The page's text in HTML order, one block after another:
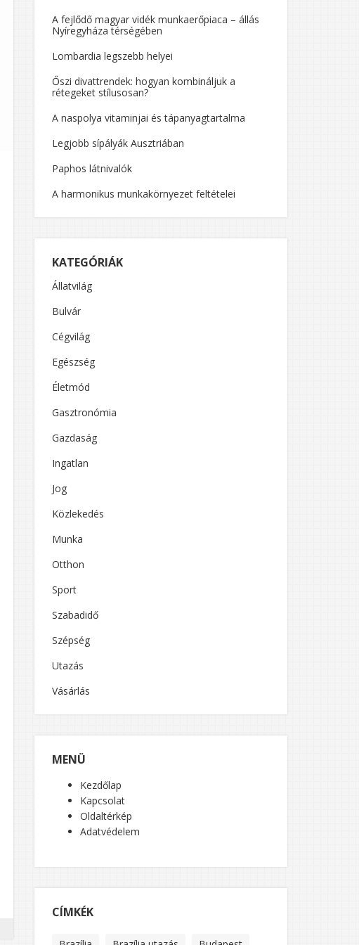
A fejlődő magyar vidék munkaerőpiaca – állás
Nyíregyháza térségében
Lombardia legszebb helyei
Őszi divattrendek: hogyan kombináljuk a
rétegeket stílusosan?
A naspolya vitaminjai és tápanyagtartalma
Legjobb sípályák Ausztriában
Paphos látnivalók
A harmonikus munkakörnyezet feltételei
KATEGÓRIÁK
Állatvilág
Bulvár
Cégvilág
Egészség
Életmód
Gasztronómia
Gazdaság
Ingatlan
Jog
Közlekedés
Munka
Otthon
Sport
Szabadidő
Szépség
Utazás
Vásárlás
MENÜ
Kezdőlap
Kapcsolat
Oldaltérkép
Adatvédelem
CÍMKÉK